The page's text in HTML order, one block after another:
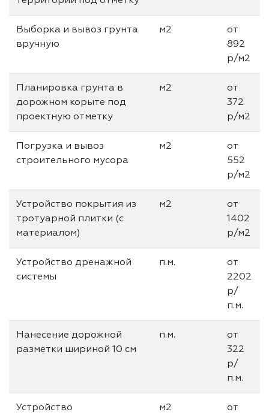
Выборка и вывоз грунта
вручную
м2
от
892
р/м2
Планировка грунта в
дорожном корыте под
проектную отметку
м2
от
372
р/м2
Погрузка и вывоз
строительного мусора
м2
от
552
р/м2
Устройство покрытия из
тротуарной плитки (с
материалом)
м2
от
1402
р/м2
Устройство дренажной
системы
п.м.
от
2202
р/
п.м.
Нанесение дорожной
разметки шириной 10 см
п.м.
от
322
р/
п.м.
Устройство
м2
от